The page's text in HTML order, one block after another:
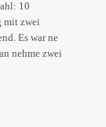
10
mit zwei
Es war ne
nehme zwei